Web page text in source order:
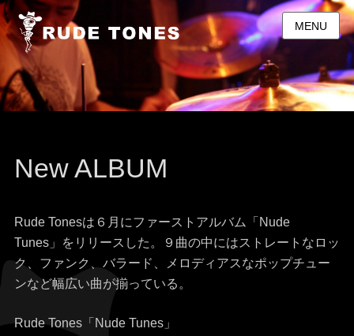
MENU
New ALBUM
Rude Tonesは６月にファーストアルバム「Nude
Tunes」をリリースした。９曲の中にはストレートなロッ
ク、ファンク、バラード、メロディアスなポップチュー
ンなど幅広い曲が揃っている。
Rude Tones「Nude Tunes」